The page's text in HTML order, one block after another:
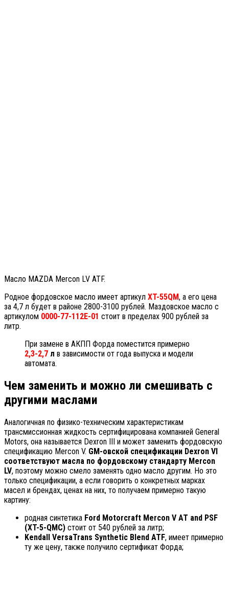
Масло MAZDA Mercon LV ATF.
Родное фордовское масло имеет артикул XT-55QM, а его цена
за 4,7 л будет в районе 2800-3100 рублей. Маздовское масло с
артикулом 0000-77-112E-01 стоит в пределах 900 рублей за
литр.
При замене в АКПП Форда поместится примерно
2,3-2,7 л в зависимости от года выпуска и модели
автомата.
Чем заменить и можно ли смешивать с
другими маслами
Аналогичная по физико-техническим характеристикам
трансмиссионная жидкость сертифицирована компанией General
Motors, она называется Dexron III и может заменить фордовскую
спецификацию Mercon V. GM-овской спецификации Dexron VI
соответствуют масла по фордовскому стандарту Mercon
LV, поэтому можно смело заменять одно масло другим. Но это
только спецификации, а если говорить о конкретных марках
масел и брендах, ценах на них, то получаем примерно такую
картину:
родная синтетика Ford Motorcraft Mercon V AT and PSF
(XT-5-QMC) стоит от 540 рублей за литр;
Kendall VersaTrans Synthetic Blend ATF, имеет примерно
ту же цену, также получило сертификат Форда;